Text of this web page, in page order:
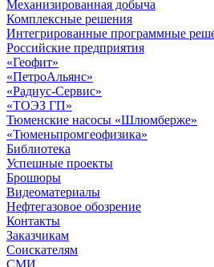
Механизированная добыча
Комплексные решения
Интегрированные программные
Российские предприятия
«Геофит»
«ПетроАльянс»
«Радиус-Сервис»
«ТОЭЗ ГП»
Тюменские насосы «Шлюмберже»
«Тюменьпромгеофизика»
Библиотека
Успешные проекты
Брошюры
Видеоматериалы
Нефтегазовое обозрение
Контакты
Заказчикам
Соискателям
СМИ